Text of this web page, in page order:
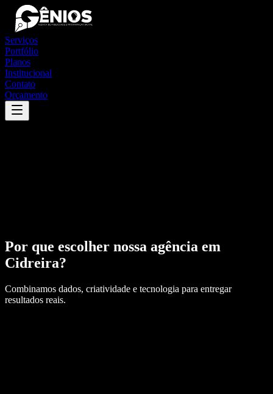
Serviços
Portfólio
Planos
Institucional
Contato
Orçamento
Por que escolher nossa agência em
Cidreira?
Combinamos dados, criatividade e tecnologia para entregar
resultados reais.